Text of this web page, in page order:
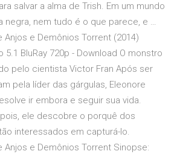
salvar a alma de Trish. Em um mundo
negra, nem tudo é o que parece, e …
Anjos e Demônios Torrent (2014)
5.1 BluRay 720p - Download O monstro
pelo cientista Victor Fran Após ser
pela líder das gárgulas, Eleonore
ir embora e seguir sua vida.
ele descobre o porquê dos
interessados em capturá-lo.
Anjos e Demônios Torrent Sinopse: